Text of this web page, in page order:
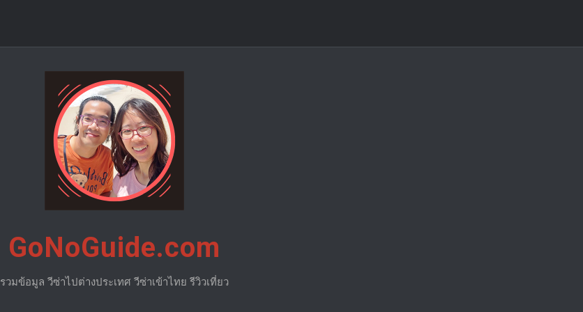
GoNoGuide.com
รวมข้อมูล วีซ่าไปต่างประเทศ วีซ่าเข้าไทย รีวิวเที่ยว